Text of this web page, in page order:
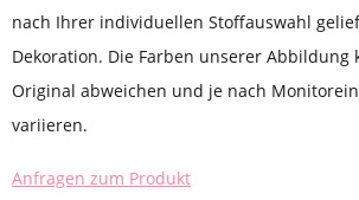
nach Ihrer individuellen Stoffauswahl
Dekoration. Die Farben unserer Abbildung
Original abweichen und je nach
variieren.
Anfragen zum Produkt